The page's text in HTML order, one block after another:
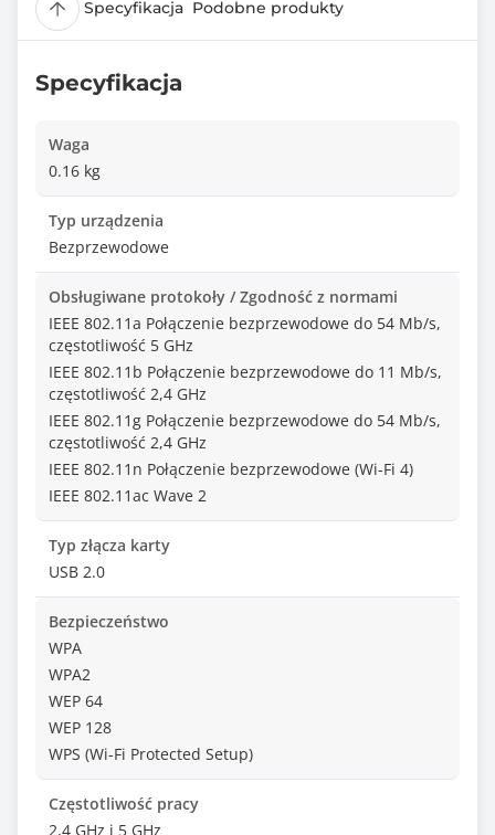
Specyfikacja Podobne produkty
Specyfikacja
Waga
0.16 kg
Typ urządzenia
Bezprzewodowe
Obsługiwane protokoły / Zgodność z normami
IEEE 802.11a Połączenie bezprzewodowe do 54 Mb/s,
częstotliwość 5 GHz
IEEE 802.11b Połączenie bezprzewodowe do 11 Mb/s,
częstotliwość 2,4 GHz
IEEE 802.11g Połączenie bezprzewodowe do 54 Mb/s,
częstotliwość 2,4 GHz
IEEE 802.11n Połączenie bezprzewodowe (Wi-Fi 4)
IEEE 802.11ac Wave 2
Typ złącza karty
USB 2.0
Bezpieczeństwo
WPA
WPA2
WEP 64
WEP 128
WPS (Wi-Fi Protected Setup)
Częstotliwość pracy
2,4 GHz i 5 GHz